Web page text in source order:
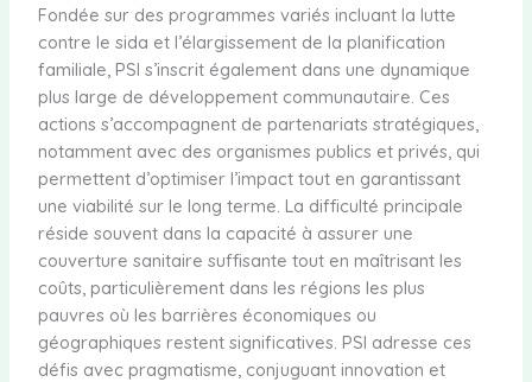
Fondée sur des programmes variés incluant la lutte
contre le sida et l’élargissement de la planification
familiale, PSI s’inscrit également dans une dynamique
plus large de développement communautaire. Ces
actions s’accompagnent de partenariats stratégiques,
notamment avec des organismes publics et privés, qui
permettent d’optimiser l’impact tout en garantissant
une viabilité sur le long terme. La difficulté principale
réside souvent dans la capacité à assurer une
couverture sanitaire suffisante tout en maîtrisant les
coûts, particulièrement dans les régions les plus
pauvres où les barrières économiques ou
géographiques restent significatives. PSI adresse ces
défis avec pragmatisme, conjuguant innovation et